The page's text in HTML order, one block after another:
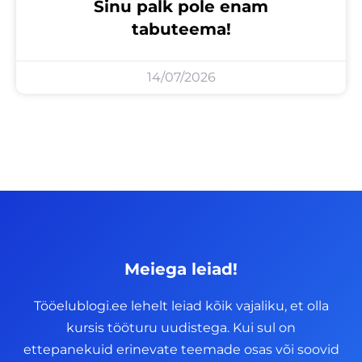
Sinu palk pole enam
tabuteema!
14/07/2026
Meiega leiad!
Tööelublogi.ee lehelt leiad kõik vajaliku, et olla
kursis tööturu uudistega. Kui sul on
ettepanekuid erinevate teemade osas või soovid